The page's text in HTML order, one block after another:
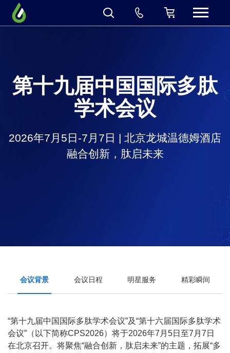
第十九届中国国际多肽
学术会议
2026年7月5日-7月7日 | 北京龙城温德姆酒店
融合创新，肽启未来
会议背景 会议日程 明星服务 精彩瞬间
“第十九届中国国际多肽学术会议”及“第十六届国际多肽学术
会议”（以下简称CPS2026）将于2026年7月5日至7月7日
在北京召开。将聚焦“融合创新，肽启未来”的主题，拓展“多